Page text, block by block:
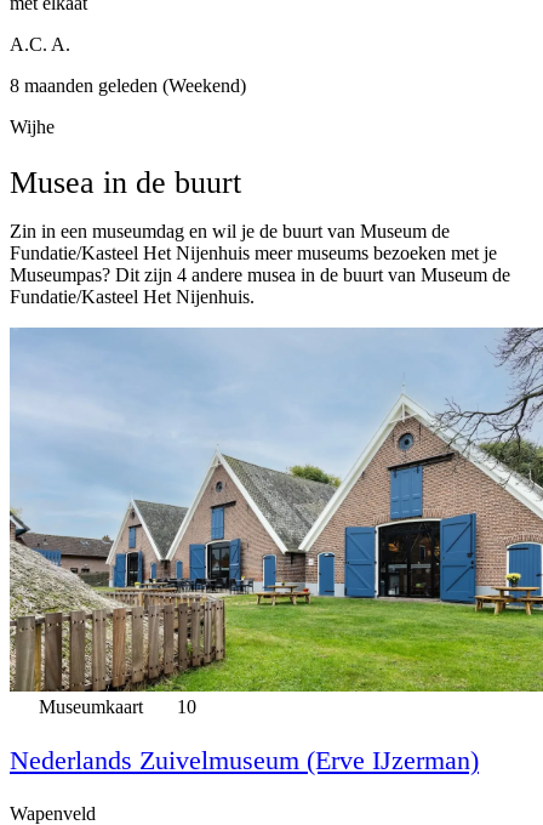
A.C. A.
8 maanden geleden (Weekend)
Wijhe
Musea in de buurt
Zin in een museumdag en wil je de buurt van Museum de
Fundatie/Kasteel Het Nijenhuis meer museums bezoeken met je
Museumpas? Dit zijn 4 andere musea in de buurt van Museum de
Fundatie/Kasteel Het Nijenhuis.
Museumkaart 10
Nederlands Zuivelmuseum (Erve IJzerman)
Wapenveld